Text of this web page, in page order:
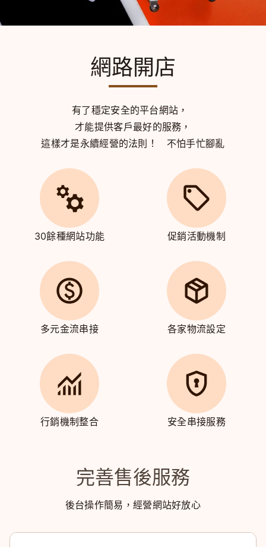
網路開店
有了穩定安全的平台網站，
才能提供客戶最好的服務，
這樣才是永續經營的法則！
不怕手忙腳亂
30餘種網站功能 促銷活動機制
多元金流串接 各家物流設定
行銷機制整合 安全串接服務
完善售後服務
後台操作簡易，經營網站好放心